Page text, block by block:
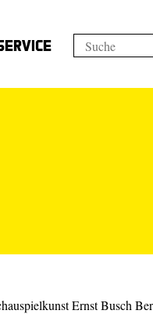
Ernst Busch